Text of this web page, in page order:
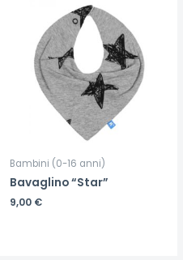
Bambini (0-16 anni)
Bavaglino “Star”
9,00 €